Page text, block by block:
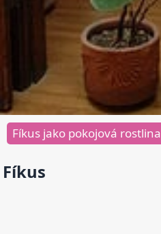
Fíkus jako pokojová rostlina
Fíkus